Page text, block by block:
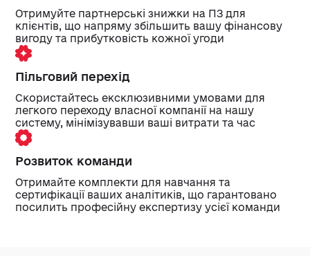
Отримуйте партнерські знижки на ПЗ для
клієнтів, що напряму збільшить вашу фінансову
вигоду та прибутковість кожної угоди
Пільговий перехід
Скористайтесь ексклюзивними умовами для
легкого переходу власної компанії на нашу
систему, мінімізувавши ваші витрати та час
Розвиток команди
Отримайте комплекти для навчання та
сертифікації ваших аналітиків, що гарантовано
посилить професійну експертизу усієї команди